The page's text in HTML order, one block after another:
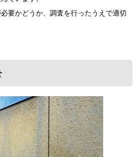
要かどうか、調査を行ったうえで適切